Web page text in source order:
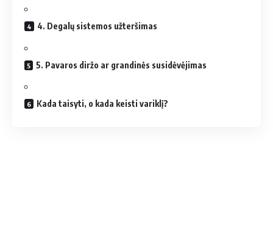
4. Degalų sistemos užteršimas
5. Pavaros diržo ar grandinės susidėvėjimas
Kada taisyti, o kada keisti variklį?